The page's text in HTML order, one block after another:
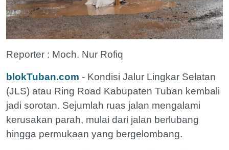
Reporter : Moch. Nur Rofiq
blokTuban.com - Kondisi Jalur Lingkar Selatan
(JLS) atau Ring Road Kabupaten Tuban kembali
jadi sorotan. Sejumlah ruas jalan mengalami
kerusakan parah, mulai dari jalan berlubang
hingga permukaan yang bergelombang.